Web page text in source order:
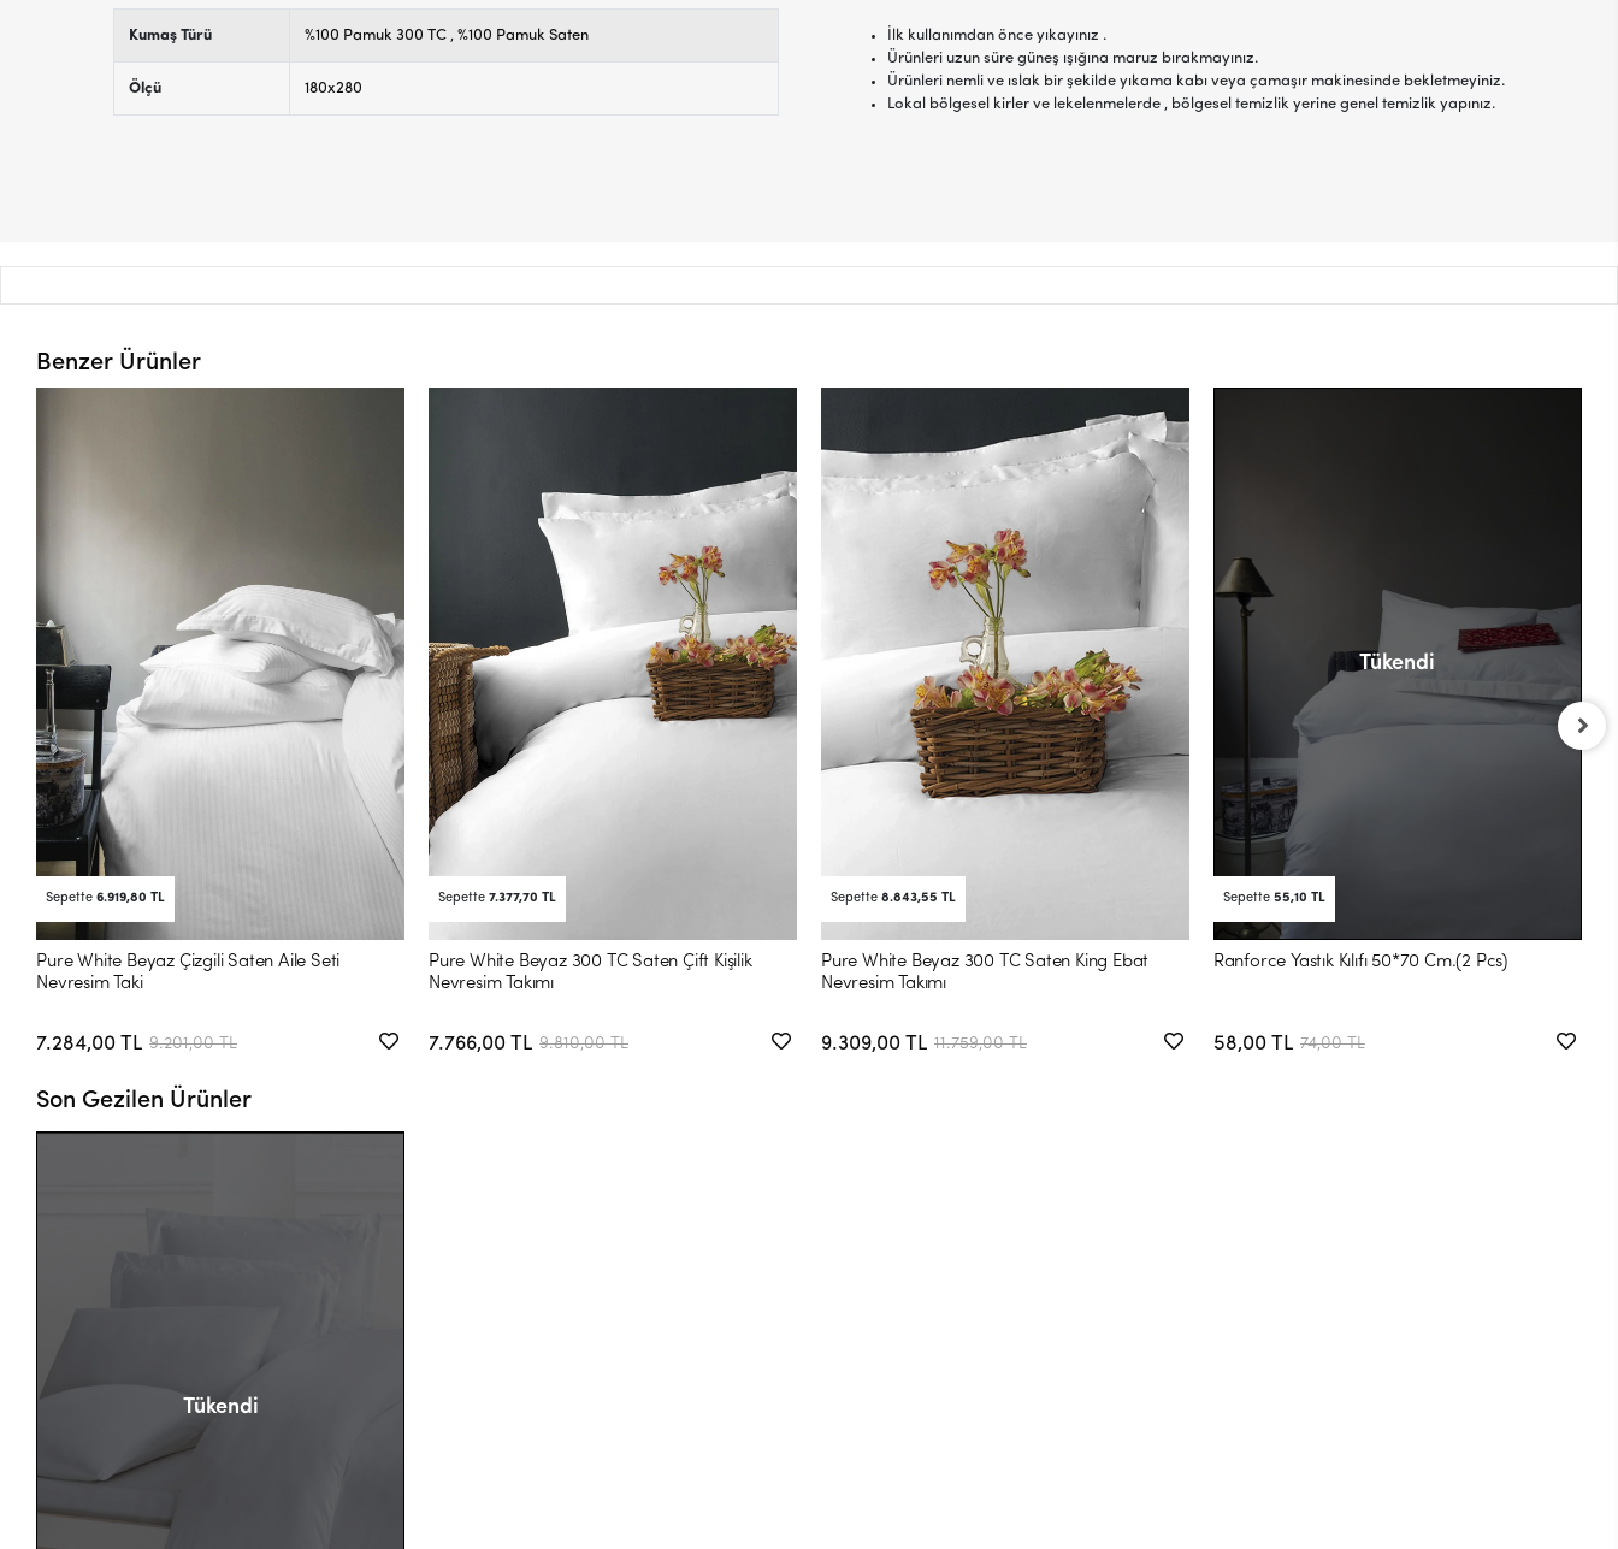
Kumaş Türü %100 Pamuk 300 TC, %100 Pamuk Saten
Ölçü 180x280
İlk kullanımdan önce yıkayınız .
Ürünleri uzun süre güneş ışığına maruz bırakmayınız.
Ürünleri nemli ve ıslak bir şekilde yıkama kabı veya çamaşır makinesinde bekletmeyiniz.
Lokal bölgesel kirler ve lekelenmelerde , bölgesel temizlik yerine genel temizlik yapınız.
Benzer Ürünler
Sepette6.919,80 TL
Pure White Beyaz Çizgili Saten Aile Seti
Nevresim Taki
7.284,00 TL 9.201,00 TL
Sepette7.377,70 TL
Pure White Beyaz 300 TC Saten Çift Kişilik
Nevresim Takımı
7.766,00 TL 9.810,00 TL
Sepette 8.843,55 TL
Pure White Beyaz 300 TC Saten King Ebat
Nevresim Takımı
9.309,00 TL 11.759,00 TL
Sepette 55,10 TL
Tükendi
Ranforce Yastık Kılıfı 50*70 Cm.(2 Pcs)
58,00 TL 74,00 TL
Son Gezilen Ürünler
Tükendi